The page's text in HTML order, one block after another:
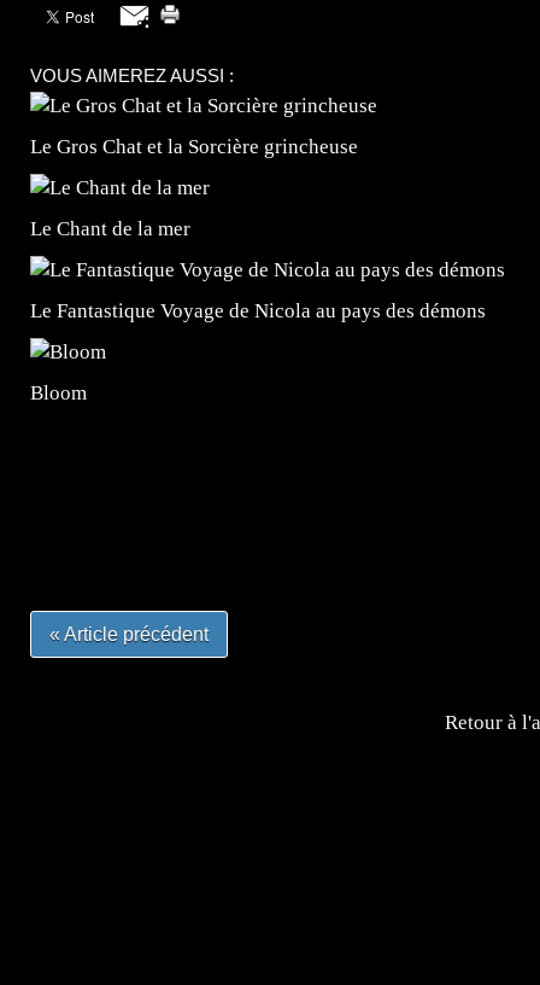
VOUS AIMEREZ AUSSI :
Le Gros Chat et la Sorcière grincheuse
Le Chant de la mer
Le Fantastique Voyage de Nicola au pays des démons
Bloom
« Article précédent
Retour à